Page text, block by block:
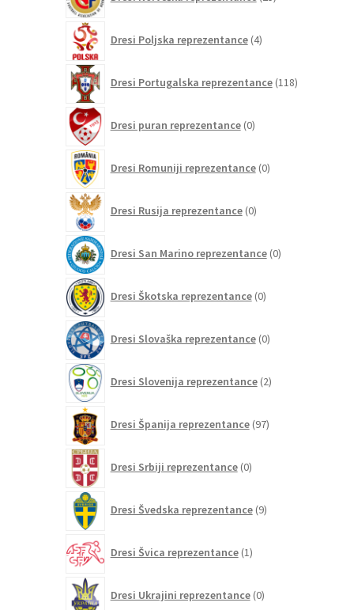
izdelkov
Dresi Poljska reprezentance 4izdelki
Dresi Portugalska reprezentance 118izdelkov
Dresi puran reprezentance 0izdelkov
Dresi Romuniji reprezentance 0izdelkov
Dresi Rusija reprezentance 0izdelkov
Dresi San Marino reprezentance 0izdelkov
Dresi Škotska reprezentance 0izdelkov
Dresi Slovaška reprezentance 0izdelkov
Dresi Slovenija reprezentance 2izdelka
Dresi Španija reprezentance 97izdelkov
Dresi Srbiji reprezentance 0izdelkov
Dresi Švedska reprezentance 9izdelkov
Dresi Švica reprezentance 1izdelek
Dresi Ukrajini reprezentance 0izdelkov